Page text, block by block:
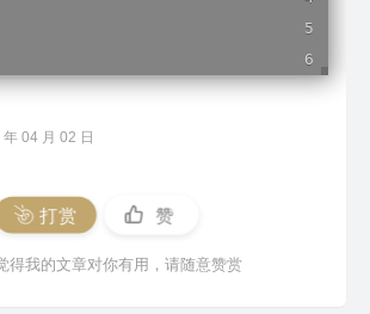
04 月 02 日
打赏 赞
得我的文章对你有用，请随意赞赏